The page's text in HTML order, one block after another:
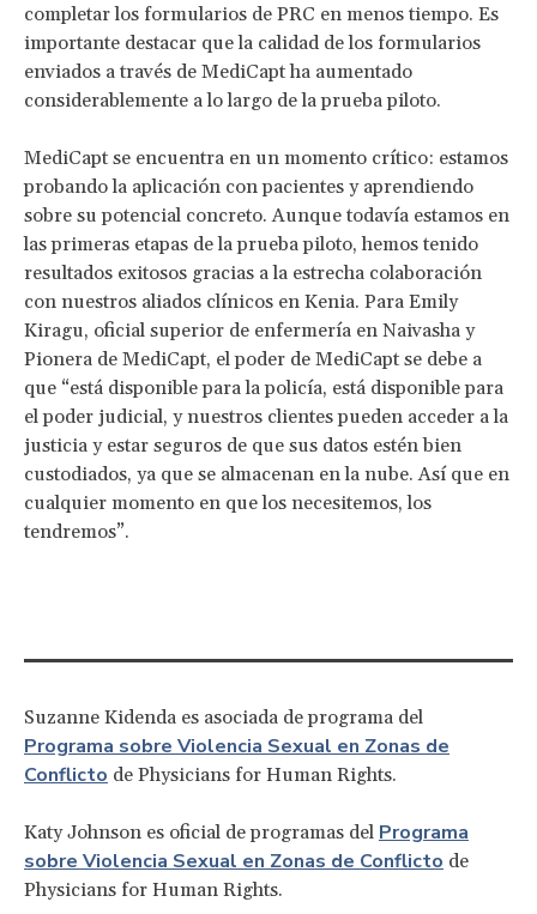
completar los formularios de PRC en menos tiempo. Es
importante destacar que la calidad de los formularios
enviados a través de MediCapt ha aumentado
considerablemente a lo largo de la prueba piloto.
MediCapt se encuentra en un momento crítico: estamos
probando la aplicación con pacientes y aprendiendo
sobre su potencial concreto. Aunque todavía estamos en
las primeras etapas de la prueba piloto, hemos tenido
resultados exitosos gracias a la estrecha colaboración
con nuestros aliados clínicos en Kenia. Para Emily
Kiragu, oficial superior de enfermería en Naivasha y
Pionera de MediCapt, el poder de MediCapt se debe a
que “está disponible para la policía, está disponible para
el poder judicial, y nuestros clientes pueden acceder a la
justicia y estar seguros de que sus datos estén bien
custodiados, ya que se almacenan en la nube. Así que en
cualquier momento en que los necesitemos, los
tendremos”.
Suzanne Kidenda es asociada de programa del
Programa sobre Violencia Sexual en Zonas de
Conflicto de Physicians for Human Rights.
Katy Johnson es oficial de programas del Programa
sobre Violencia Sexual en Zonas de Conflicto de
Physicians for Human Rights.